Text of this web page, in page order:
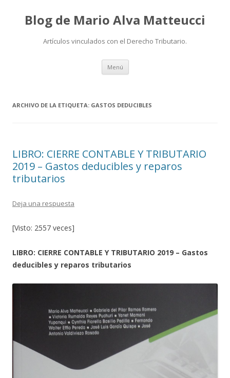
Blog de Mario Alva Matteucci
Artículos vinculados con el Derecho Tributario.
Menú Ir
contenido
ARCHIVO DE LA ETIQUETA: GASTOS DEDUCIBLES
LIBRO: CIERRE CONTABLE Y TRIBUTARIO
2019 – Gastos deducibles y reparos
tributarios
Deja una respuesta
[Visto: 2557 veces]
LIBRO: CIERRE CONTABLE Y TRIBUTARIO 2019 – Gastos
deducibles y reparos tributarios